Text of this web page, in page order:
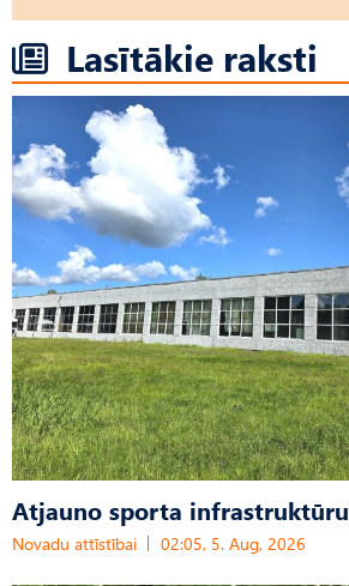
Lasītākie raksti
Atjauno sporta infrastruktūru
Novadu attīstībai 02:05, 5. Aug, 2026